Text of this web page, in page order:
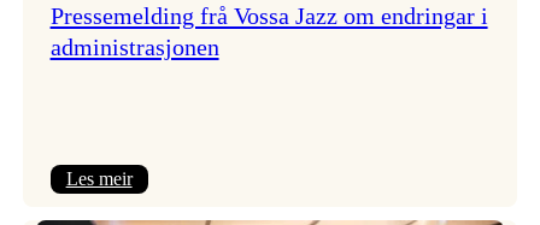
Pressemelding frå Vossa Jazz om endringar i
administrasjonen
Les meir: